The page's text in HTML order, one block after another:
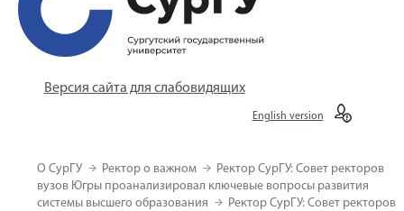
Версия сайта для слабовидящих
English version
О СурГУ Ректор о важном
Ректор СурГУ: Совет ректоров
вузов Югры проанализировал ключевые вопросы развития
системы высшего образования
Ректор СурГУ: Совет ректоров